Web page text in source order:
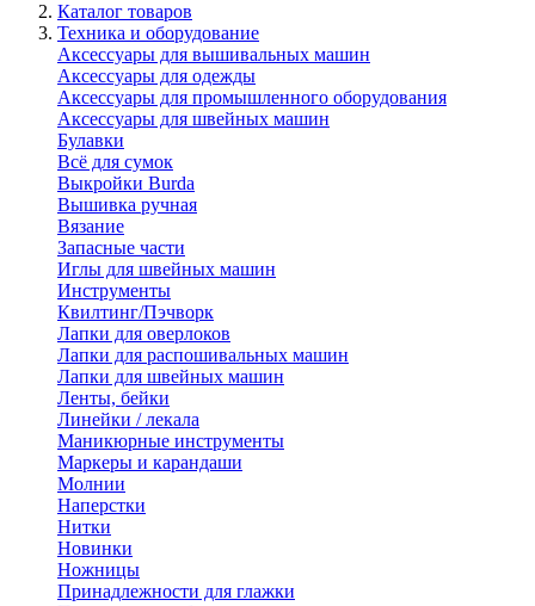
Каталог товаров
Техника и оборудование
Аксессуары для вышивальных машин
Аксессуары для одежды
Аксессуары для промышленного оборудования
Аксессуары для швейных машин
Булавки
Всё для сумок
Выкройки Burda
Вышивка ручная
Вязание
Запасные части
Иглы для швейных машин
Инструменты
Квилтинг/Пэчворк
Лапки для оверлоков
Лапки для распошивальных машин
Лапки для швейных машин
Ленты, бейки
Линейки / лекала
Маникюрные инструменты
Маркеры и карандаши
Молнии
Наперстки
Нитки
Новинки
Ножницы
Принадлежности для глажки